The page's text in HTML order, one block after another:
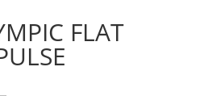
FLAT